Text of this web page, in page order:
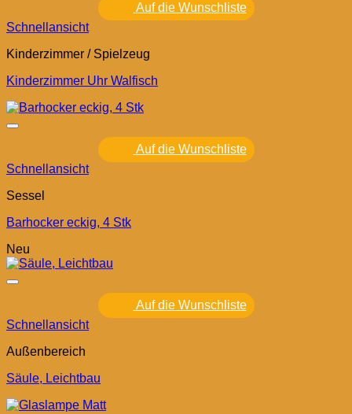
Auf die Wunschliste
Schnellansicht
Kinderzimmer / Spielzeug
Kinderzimmer Uhr Walfisch
Auf die Wunschliste
Schnellansicht
Sessel
Barhocker eckig, 4 Stk
Neu
Auf die Wunschliste
Schnellansicht
Außenbereich
Säule, Leichtbau